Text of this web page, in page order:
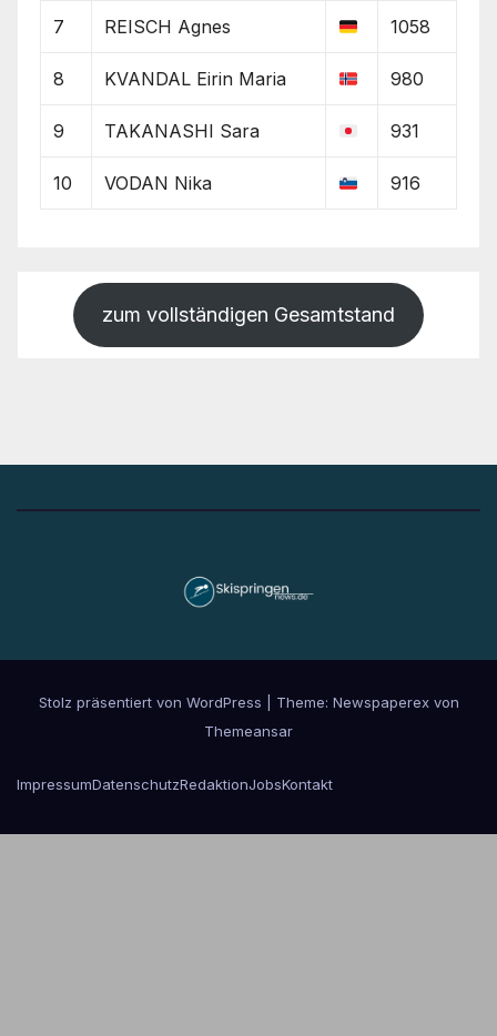
7 REISCH Agnes 1058
8 KVANDAL Eirin Maria 980
9 TAKANASHI Sara 931
10 VODAN Nika 916
zum vollständigen Gesamtstand
Stolz präsentiert von WordPress
Theme: Newspaperex von
Themeansar
ImpressumDatenschutzRedaktionJobsKontakt